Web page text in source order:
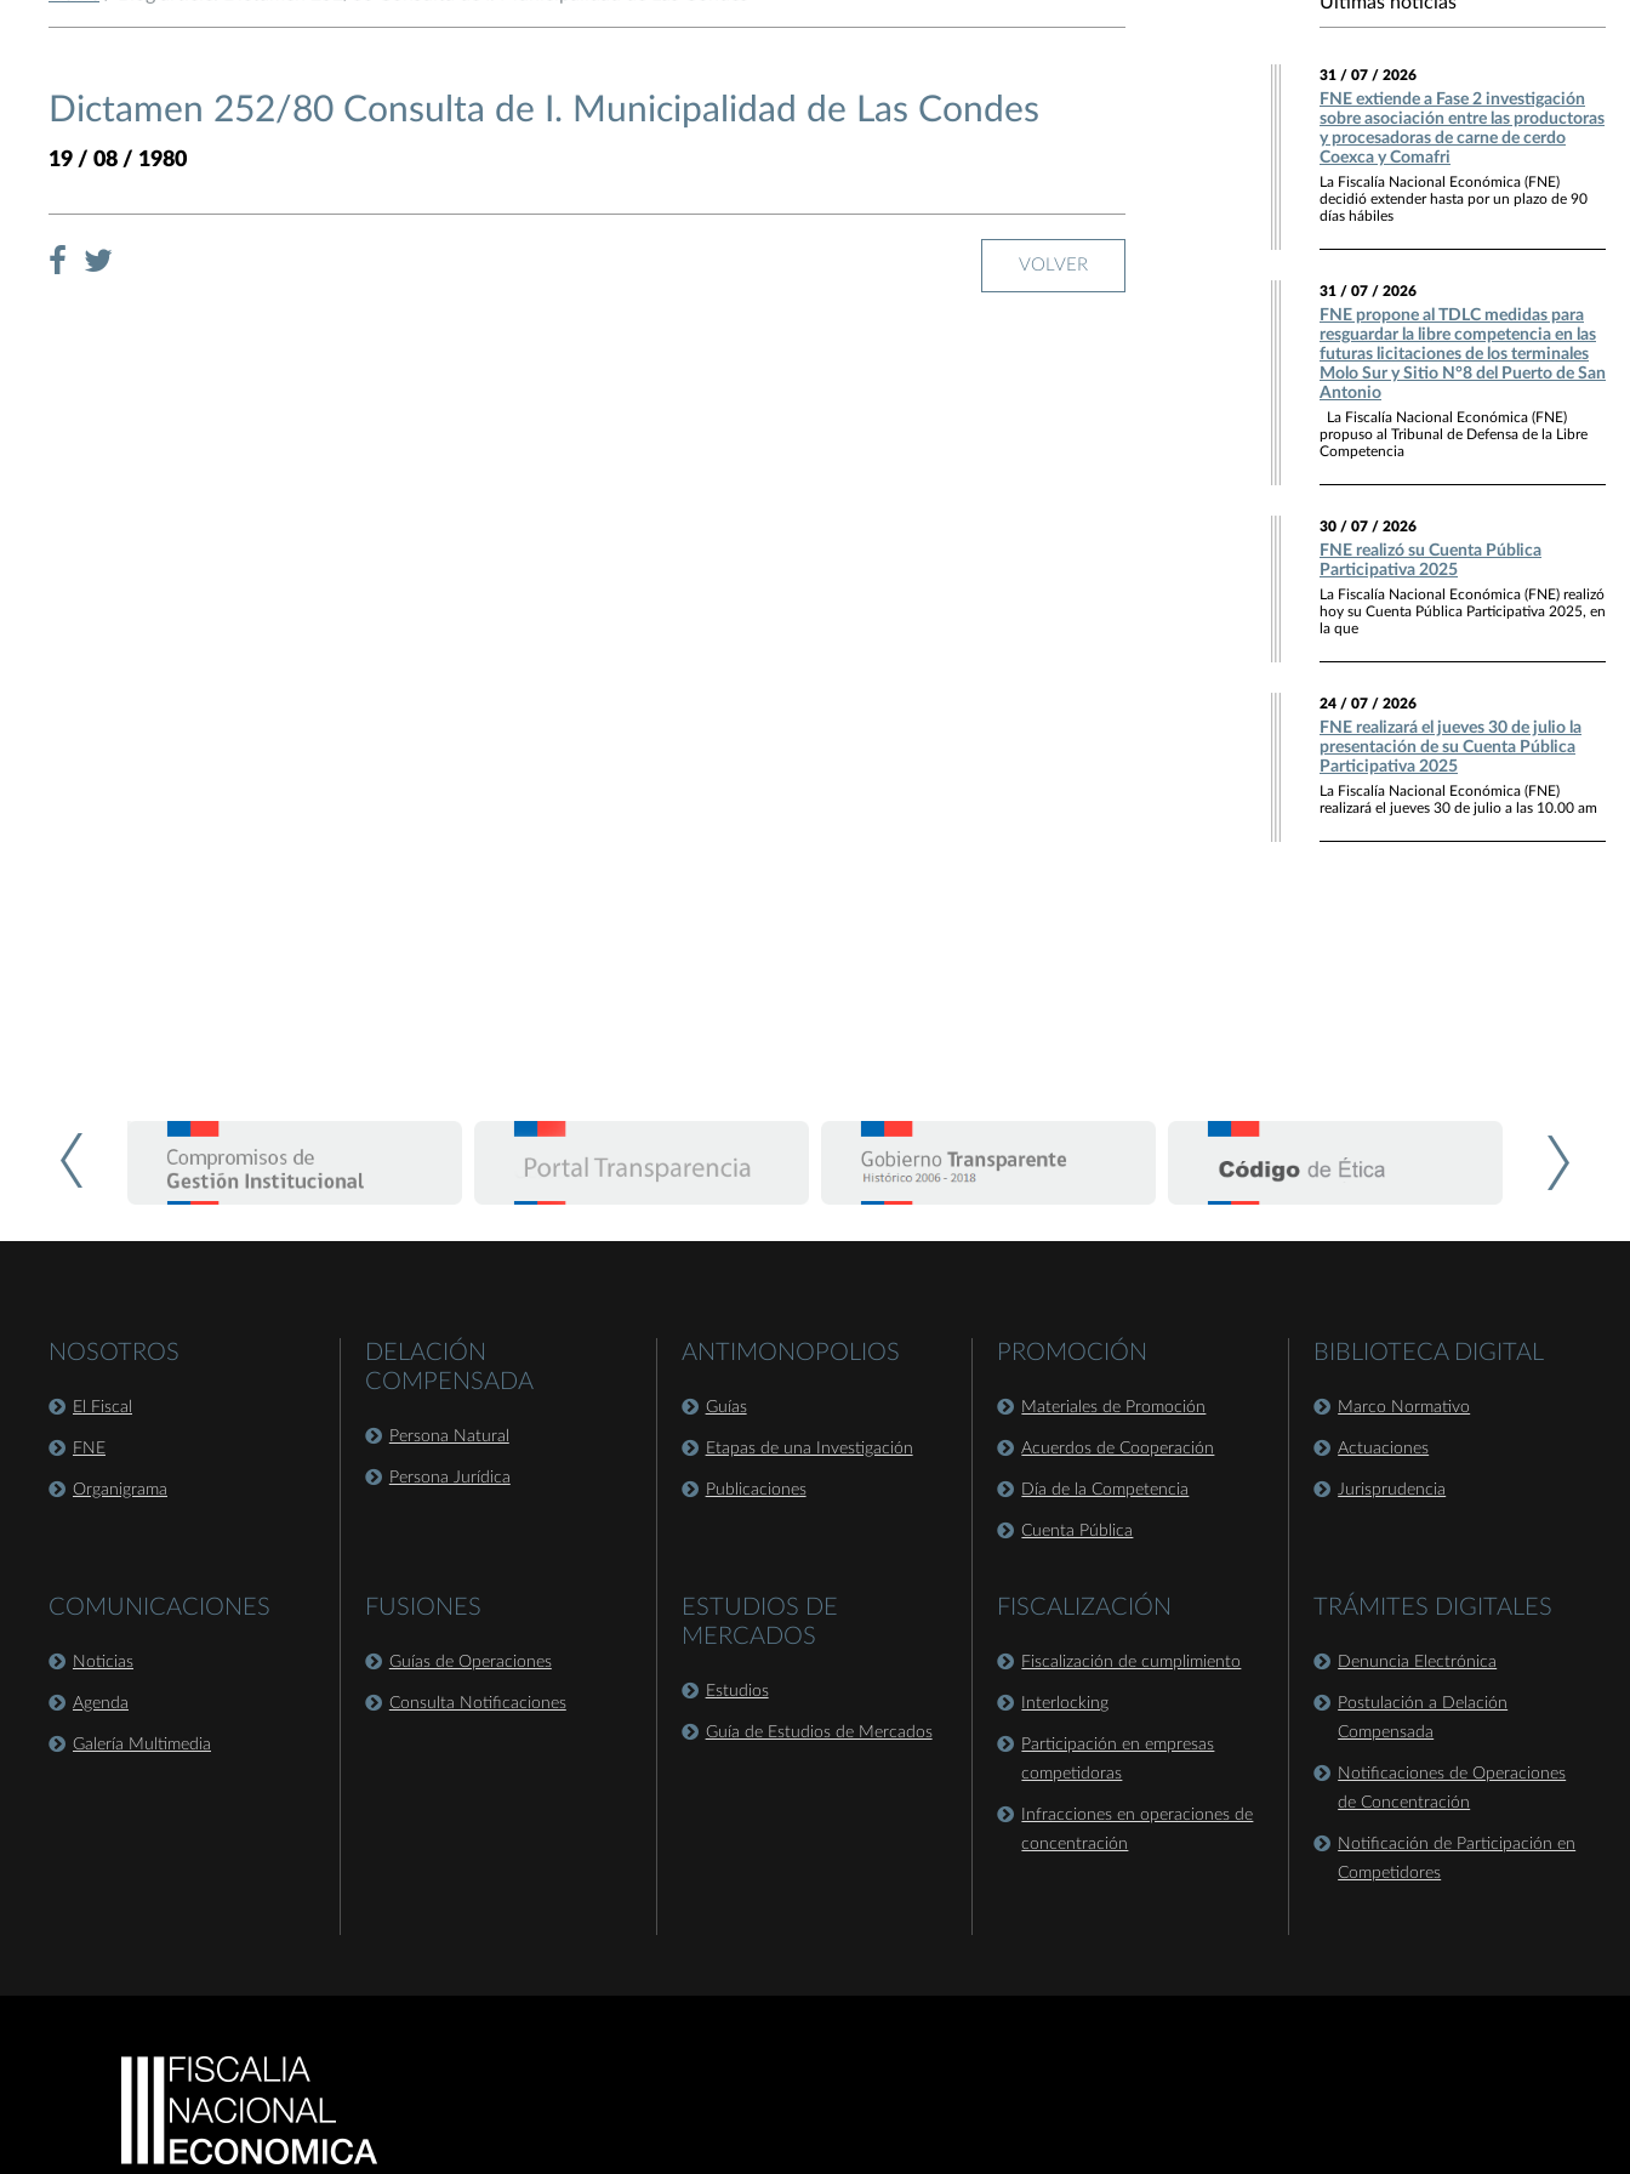
Dictamen 252/80 Consulta de I. Municipalidad de Las Condes
19 / 08 / 1980
VOLVER
31 / 07 / 2026
FNE extiende a Fase 2 investigación
sobre asociación entre las productoras
y procesadoras de carne de cerdo
Coexca y Comafri
La Fiscalía Nacional Económica (FNE)
decidió extender hasta por un plazo de 90
días hábiles
31 / 07 / 2026
FNE propone al TDLC medidas para
resguardar la libre competencia en las
futuras licitaciones de los terminales
Molo Sur y Sitio N°8 del Puerto de San
Antonio
La Fiscalía Nacional Económica (FNE)
propuso al Tribunal de Defensa de la Libre
Competencia
30 / 07 / 2026
FNE realizó su Cuenta Pública
Participativa 2025
La Fiscalía Nacional Económica (FNE) realizó
hoy su Cuenta Pública Participativa 2025, en
la que
24 / 07 / 2026
FNE realizará el jueves 30 de julio la
presentación de su Cuenta Pública
Participativa 2025
La Fiscalía Nacional Económica (FNE)
realizará el jueves 30 de julio a las 10.00 am
NOSOTROS
El Fiscal
FNE
Organigrama
COMUNICACIONES
Noticias
Agenda
Galería Multimedia
DELACIÓN
COMPENSADA
Persona Natural
Persona Jurídica
FUSIONES
Guías de Operaciones
Consulta Notificaciones
ANTIMONOPOLIOS
Guías
Etapas de una Investigación
Publicaciones
ESTUDIOS DE
MERCADOS
Estudios
Guía de Estudios de Mercados
PROMOCIÓN
Materiales de Promoción
Acuerdos de Cooperación
Día de la Competencia
Cuenta Pública
FISCALIZACIÓN
Fiscalización de cumplimiento
Interlocking
Participación en empresas
competidoras
Infracciones en operaciones de
concentración
BIBLIOTECA DIGITAL
Marco Normativo
Actuaciones
Jurisprudencia
TRÁMITES DIGITALES
Denuncia Electrónica
Postulación a Delación
Compensada
Notificaciones de Operaciones
de Concentración
Notificación de Participación en
Competidores